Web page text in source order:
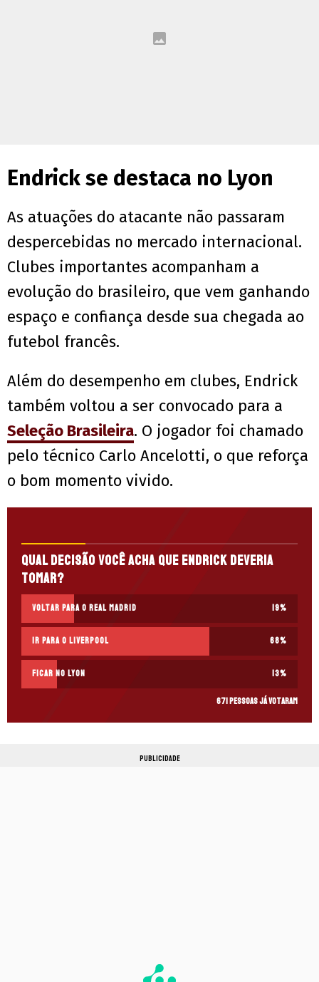
Endrick se destaca no Lyon
As atuações do atacante não passaram
despercebidas no mercado internacional.
Clubes importantes acompanham a
evolução do brasileiro, que vem ganhando
espaço e confiança desde sua chegada ao
futebol francês.
Além do desempenho em clubes, Endrick
também voltou a ser convocado para a
Seleção Brasileira. O jogador foi chamado
pelo técnico Carlo Ancelotti, o que reforça
o bom momento vivido.
Qual decisão você acha que Endrick deveria
tomar?
Voltar para o Real Madrid 19%
Ir para o Liverpool 68%
Ficar no Lyon 13%
671 pessoas já votaram
PUBLICIDADE